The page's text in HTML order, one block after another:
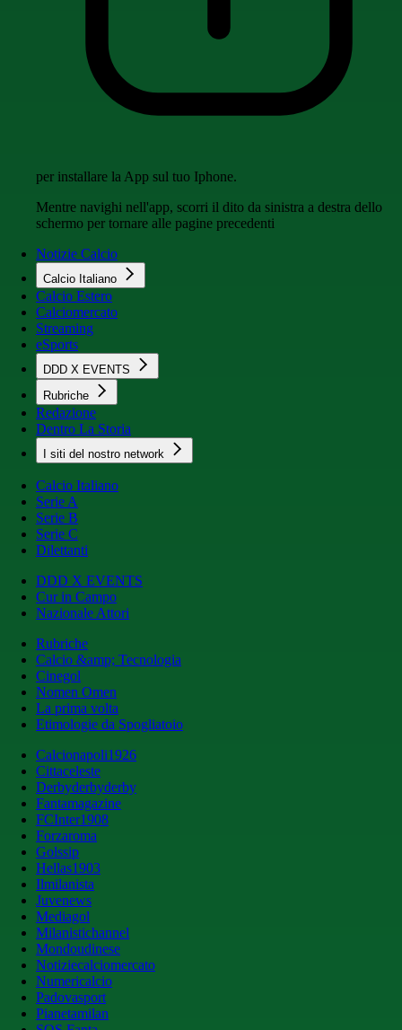
per installare la App sul tuo Iphone.
Mentre navighi nell'app, scorri il dito da sinistra a destra dello
schermo per tornare alle pagine precedenti
Notizie Calcio
Calcio Italiano
Calcio Estero
Calciomercato
Streaming
eSports
DDD X EVENTS
Rubriche
Redazione
Dentro La Storia
I siti del nostro network
Calcio Italiano
Serie A
Serie B
Serie C
Dilettanti
DDD X EVENTS
Cur in Campo
Nazionale Attori
Rubriche
Calcio &amp; Tecnologia
Cinegol
Nomen Omen
La prima volta
Etimologie da Spogliatoio
Calcionapoli1926
Cittaceleste
Derbyderbyderby
Fantamagazine
FCInter1908
Forzaroma
Golssip
Hellas1903
Ilmilanista
Juvenews
Mediagol
Milanistichannel
Mondoudinese
Notiziecalciomercato
Numericalcio
Padovasport
Pianetamilan